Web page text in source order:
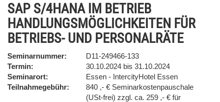
SAP S/4HANA IM BETRIEB
HANDLUNGSMÖGLICHKEITEN FÜR
BETRIEBS- UND PERSONALRÄTE
Seminarnummer
D11-249466-133
Termin
30.10.2024 bis 31.10.2024
Seminarort
Essen - IntercityHotel Essen
Teilnahmegebühr
840 ,- € Seminarkostenpauschale
(USt-frei) zzgl. ca. 259 ,- € für